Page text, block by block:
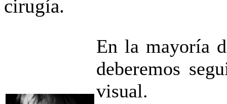
cirugía.
En la mayoría
deberemos
visual.